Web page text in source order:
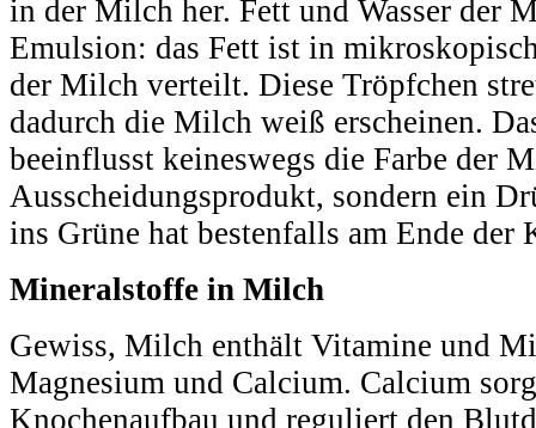
in der Milch her. Fett und Wasser der
Emulsion: das Fett ist in
der Milch verteilt. Diese Tröpfchen
dadurch die Milch weiß erscheinen.
beeinflusst keineswegs die Farbe der
Ausscheidungsprodukt, sondern ein
ins Grüne hat bestenfalls am Ende der
Mineralstoffe in Milch
Gewiss, Milch enthält Vitamine und
Magnesium und Calcium. Calcium
Knochenaufbau und reguliert den